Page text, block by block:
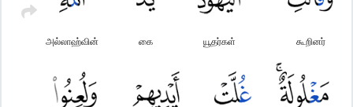
கூறினர்
யூதர்கள்
கை
அல்லாஹ்வின்